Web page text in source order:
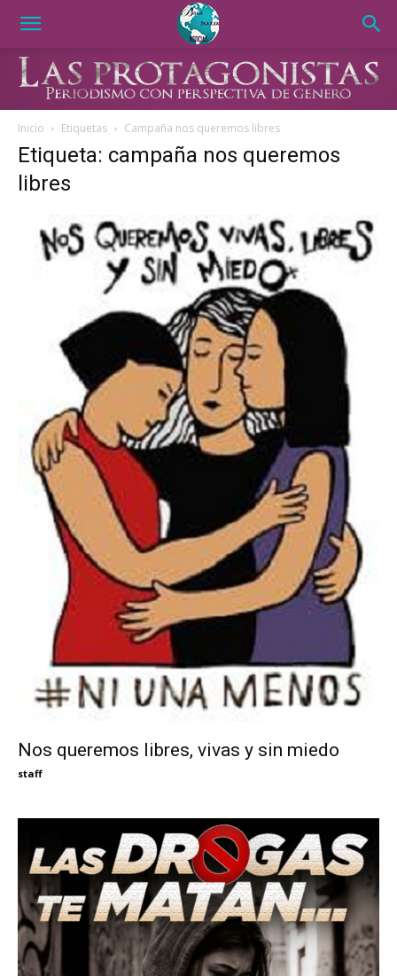
Inicio Etiquetas Campaña nos queremos libres
Etiqueta: campaña nos queremos
libres
Nos queremos libres, vivas y sin miedo
staff